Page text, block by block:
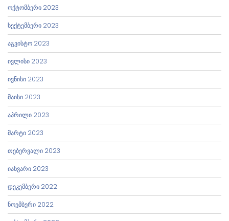
ოქტომბერი 2023
სექტემბერი 2023
აგვისტო 2023
ივლისი 2023
ივნისი 2023
მაისი 2023
აპრილი 2023
მარტი 2023
თებერვალი 2023
იანვარი 2023
დეკემბერი 2022
ნოემბერი 2022